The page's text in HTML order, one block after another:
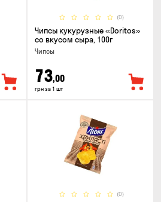
(0)
Чипсы кукурузные «Doritos»
со вкусом сыра, 100г
Чипсы
73,00
грн за 1 шт
(0)